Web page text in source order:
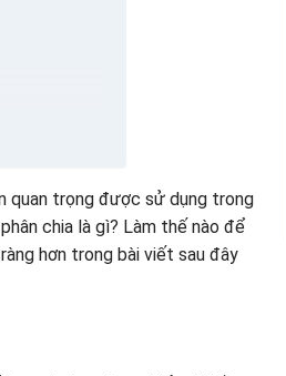
hiệu quả
quan trọng được sử dụng trong
chia là gì? Làm thế nào để
hơn trong bài viết sau đây